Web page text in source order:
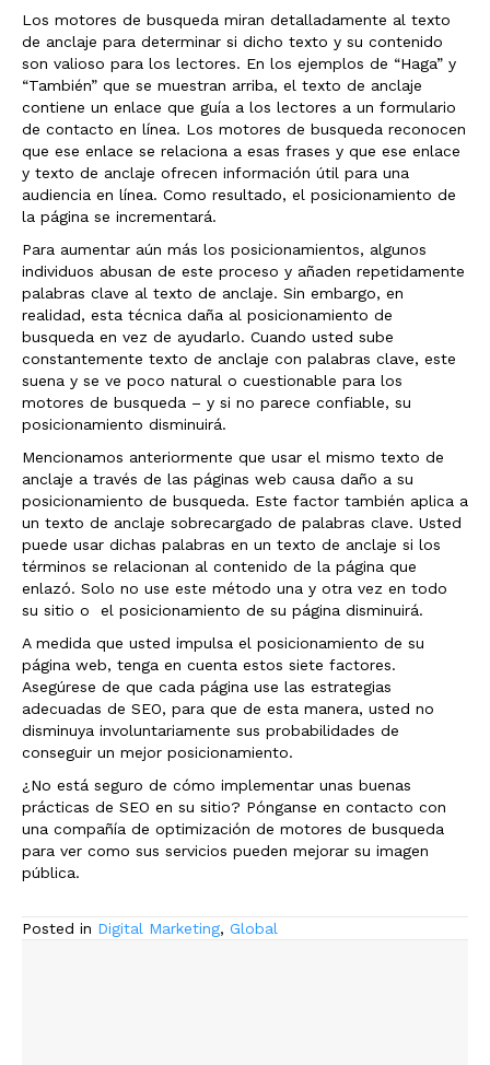
Los motores de busqueda miran detalladamente al texto
de anclaje para determinar si dicho texto y su contenido
son valioso para los lectores. En los ejemplos de “Haga” y
“También” que se muestran arriba, el texto de anclaje
contiene un enlace que guía a los lectores a un formulario
de contacto en línea. Los motores de busqueda reconocen
que ese enlace se relaciona a esas frases y que ese enlace
y texto de anclaje ofrecen información útil para una
audiencia en línea. Como resultado, el posicionamiento de
la página se incrementará.
Para aumentar aún más los posicionamientos, algunos
individuos abusan de este proceso y añaden repetidamente
palabras clave al texto de anclaje. Sin embargo, en
realidad, esta técnica daña al posicionamiento de
busqueda en vez de ayudarlo. Cuando usted sube
constantemente texto de anclaje con palabras clave, este
suena y se ve poco natural o cuestionable para los
motores de busqueda – y si no parece confiable, su
posicionamiento disminuirá.
Mencionamos anteriormente que usar el mismo texto de
anclaje a través de las páginas web causa daño a su
posicionamiento de busqueda. Este factor también aplica a
un texto de anclaje sobrecargado de palabras clave. Usted
puede usar dichas palabras en un texto de anclaje si los
términos se relacionan al contenido de la página que
enlazó. Solo no use este método una y otra vez en todo
su sitio o el posicionamiento de su página disminuirá.
A medida que usted impulsa el posicionamiento de su
página web, tenga en cuenta estos siete factores.
Asegúrese de que cada página use las estrategias
adecuadas de SEO, para que de esta manera, usted no
disminuya involuntariamente sus probabilidades de
conseguir un mejor posicionamiento.
¿No está seguro de cómo implementar unas buenas
prácticas de SEO en su sitio? Pónganse en contacto con
una compañía de optimización de motores de busqueda
para ver como sus servicios pueden mejorar su imagen
pública.
Posted in Digital Marketing, Global